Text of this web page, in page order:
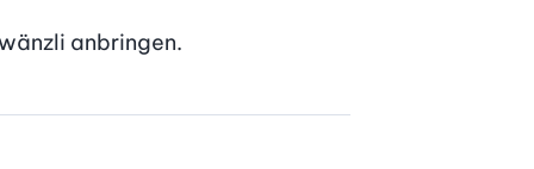
anbringen.